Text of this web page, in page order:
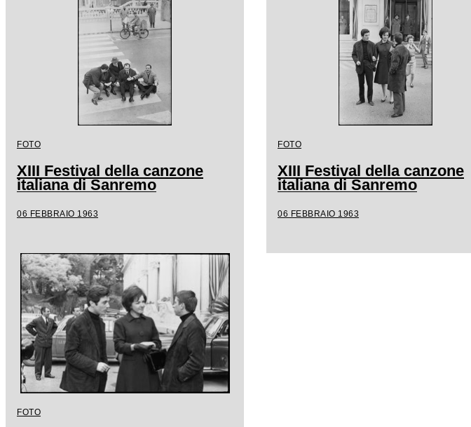
FOTO
XIII Festival della canzone
italiana di Sanremo
06 FEBBRAIO 1963
FOTO
XIII Festival della canzone
italiana di Sanremo
06 FEBBRAIO 1963
FOTO